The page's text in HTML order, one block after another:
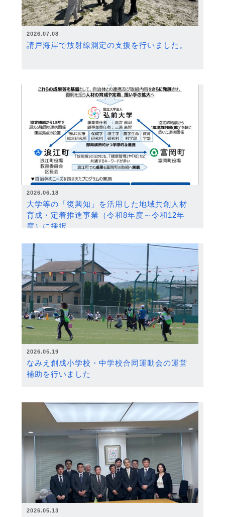
2026.07.08
請戸海岸で放射線測定の支援を行いました。
2026.06.18
大学等の「復興知」を活用した地域共創人材
育成・定着推進事業（令和8年度～令和12年
度）に採択
2026.05.19
なみえ創成小学校・中学校合同運動会の運営
補助を行いました
2026.05.13